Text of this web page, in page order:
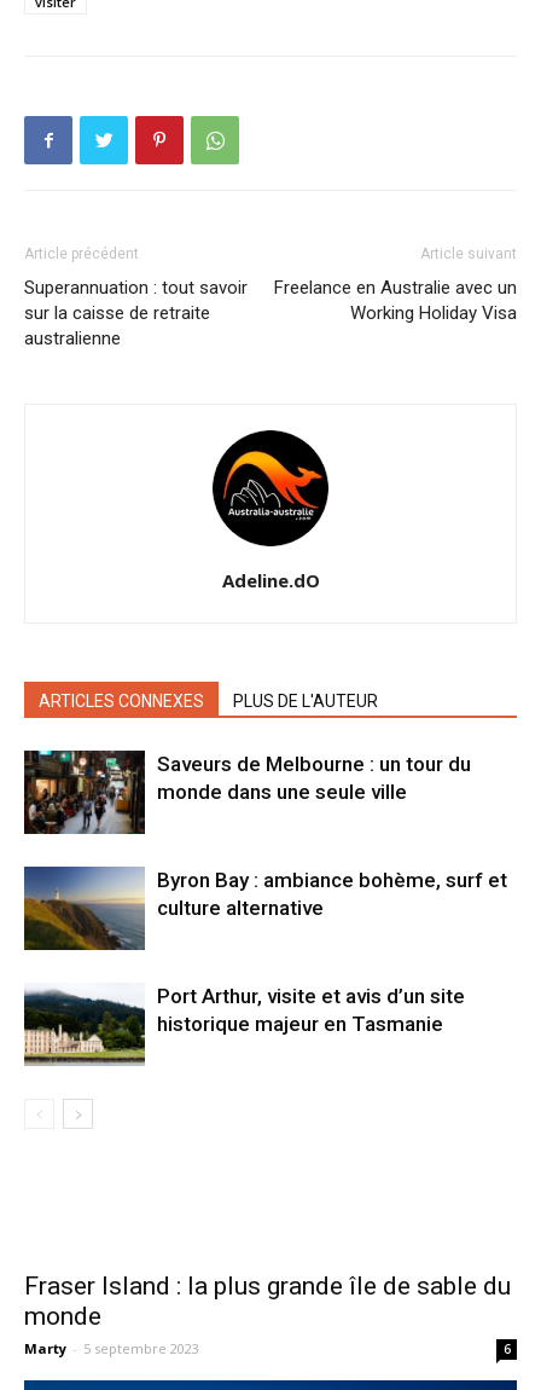
Article précédent
Superannuation : tout savoir
sur la caisse de retraite
australienne
Article suivant
Freelance en Australie avec un
Working Holiday Visa
Adeline.dO
ARTICLES CONNEXES PLUS DE L'AUTEUR
Saveurs de Melbourne : un tour du
monde dans une seule ville
Byron Bay : ambiance bohème, surf et
culture alternative
Port Arthur, visite et avis d’un site
historique majeur en Tasmanie
Fraser Island : la plus grande île de sable du
monde
Marty - 5 septembre 2023 6